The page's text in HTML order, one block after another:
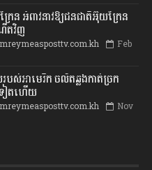
រែន អំពាវនាវឱ្យជនជាតិអ៊ុយក្រែន
តវិញ
Feb
បស់អាមេរិក ចល័តឆ្លងកាត់ច្រក
ទៀតហើយ
Nov